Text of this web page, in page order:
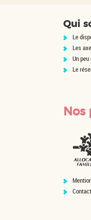
Qui
Le
Les
Un
Le
Nos
Contact